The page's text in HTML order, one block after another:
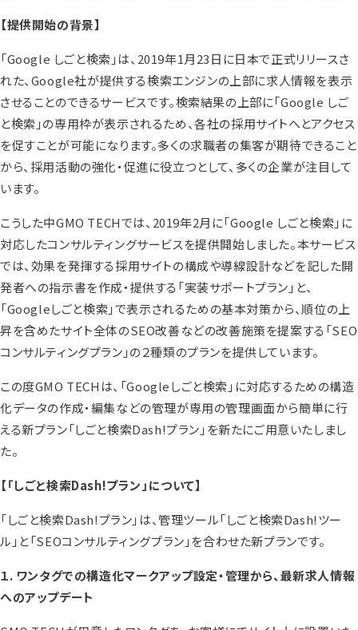
【提供開始の背景】
「Google しごと検索」は、2019年1月23日に日本で正式リリースさ
れた、Google社が提供する検索エンジンの上部に求人情報を表示
させることのできるサービスです。検索結果の上部に「Google しご
と検索」の専用枠が表示されるため、各社の採用サイトへとアクセス
を促すことが可能になります。多くの求職者の集客が期待できること
から、採用活動の強化・促進に役立つとして、多くの企業が注目して
います。
こうした中GMO TECHでは、2019年2月に「Google しごと検索」に
対応したコンサルティングサービスを提供開始しました。本サービス
では、効果を発揮する採用サイトの構成や導線設計などを記した開
発者への指示書を作成・提供する「実装サポートプラン」と、
「Googleしごと検索」で表示されるための基本対策から、順位の上
昇を含めたサイト全体のSEO改善などの改善施策を提案する「SEO
コンサルティングプラン」の２種類のプランを提供しています。
この度GMO TECHは、「Googleしごと検索」に対応するための構造
化データの作成・編集などの管理が専用の管理画面から簡単に行
える新プラン「しごと検索Dash!プラン」を新たにご用意いたしまし
た。
【「しごと検索Dash!プラン」について】
「しごと検索Dash!プラン」は、管理ツール「しごと検索Dash!ツー
ル」と「SEOコンサルティングプラン」を合わせた新プランです。
１. ワンタグでの構造化マークアップ設定・管理から、最新求人情報
へのアップデート